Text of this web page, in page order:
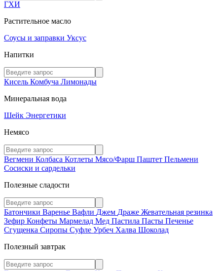
ГХИ
Растительное масло
Соусы и заправки Уксус
Напитки
Кисель Комбуча Лимонады
Минеральная вода
Шейк Энергетики
Немясо
Вегмени Колбаса Котлеты Мясо/Фарш Паштет Пельмени
Сосиски и сардельки
Полезные сладости
Батончики Варенье Вафли Джем Драже Жевательная резинка
Зефир Конфеты Мармелад Мед Пастила Пасты Печенье
Сгущенка Сиропы Суфле Урбеч Халва Шоколад
Полезный завтрак